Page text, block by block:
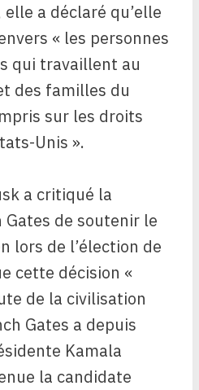
elle a déclaré qu’elle
« les personnes
qui travaillent au
des familles du
sur les droits
Unis ».
a critiqué la
Gates de soutenir le
lors de l’élection de
cette décision «
de la civilisation
Gates a depuis
Kamala
la candidate